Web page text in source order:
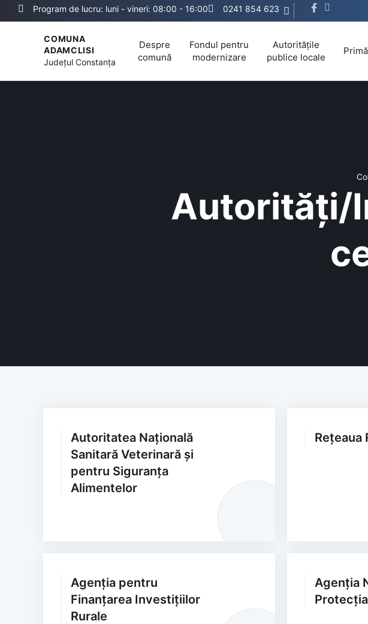
Program de lucru: luni - vineri: 08:00 - 16:00 0241 854 623
COMUNA
ADAMCLISI
JudețulConstanța
Despre
comună
Fondul pentru
modernizare
Autoritățile
publice locale
Autorități/
Autoritatea Națională
Sanitară Veterinară și
pentru Siguranța
Alimentelor
Rețeaua
Agenția pentru
Finanțarea Investițiilor
Rurale
Agenția